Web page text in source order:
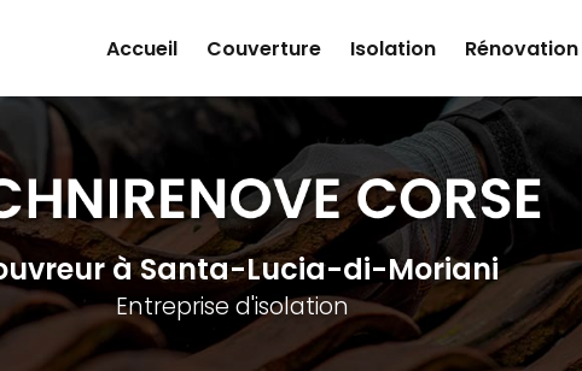
Accueil
Couverture Isolation
à Santa-Lucia-di-Moriani
Entreprise d'isolation